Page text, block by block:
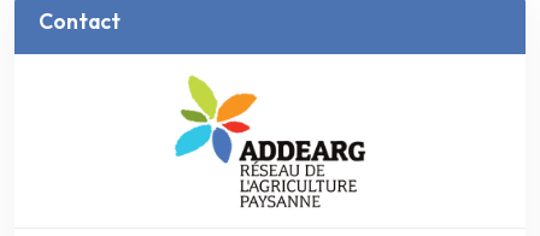
Contact